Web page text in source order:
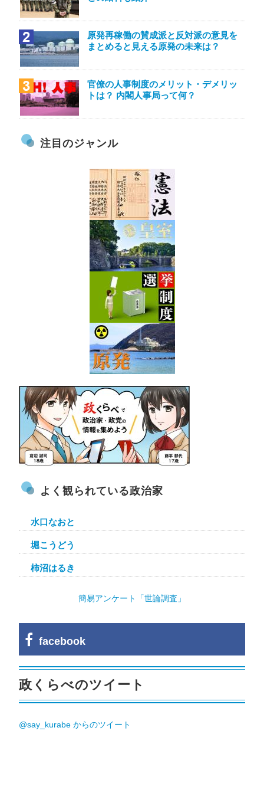
原発再稼働の賛成派と反対派の意見を
まとめると見える原発の未来は？
官僚の人事制度のメリット・デメリッ
トは？ 内閣人事局って何？
注目のジャンル
よく観られている政治家
水口なおと
堀こうどう
柿沼はるき
簡易アンケート「世論調査」
facebook
政くらべのツイート
@say_kurabe からのツイート